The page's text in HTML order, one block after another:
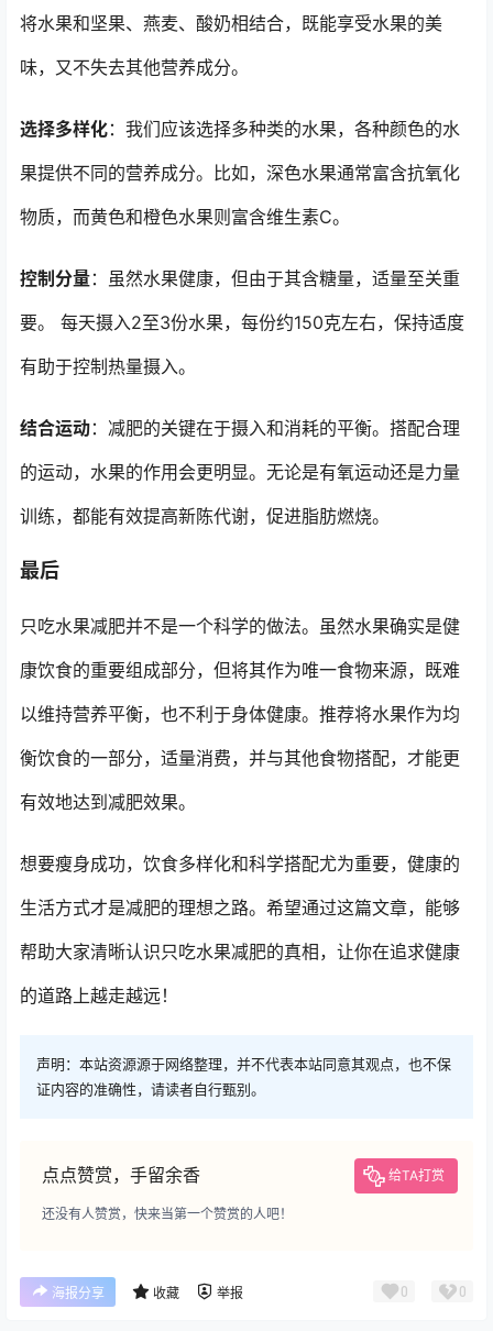
将水果和坚果、燕麦、酸奶相结合，既能享受水果的美
味，又不失去其他营养成分。
选择多样化：我们应该选择多种类的水果，各种颜色的水
果提供不同的营养成分。比如，深色水果通常富含抗氧化
物质，而黄色和橙色水果则富含维生素C。
控制分量：虽然水果健康，但由于其含糖量，适量至关重
要。 每天摄入2至3份水果，每份约150克左右，保持适度
有助于控制热量摄入。
结合运动：减肥的关键在于摄入和消耗的平衡。搭配合理
的运动，水果的作用会更明显。无论是有氧运动还是力量
训练，都能有效提高新陈代谢，促进脂肪燃烧。
最后
只吃水果减肥并不是一个科学的做法。虽然水果确实是健
康饮食的重要组成部分，但将其作为唯一食物来源，既难
以维持营养平衡，也不利于身体健康。推荐将水果作为均
衡饮食的一部分，适量消费，并与其他食物搭配，才能更
有效地达到减肥效果。
想要瘦身成功，饮食多样化和科学搭配尤为重要，健康的
生活方式才是减肥的理想之路。希望通过这篇文章，能够
帮助大家清晰认识只吃水果减肥的真相，让你在追求健康
的道路上越走越远！
声明：本站资源源于网络整理，并不代表本站同意其观点，也不保
证内容的准确性，请读者自行甄别。
点点赞赏，手留余香 给TA打赏
还没有人赞赏，快来当第一个赞赏的人吧！
海报分享 收藏 举报 0 0